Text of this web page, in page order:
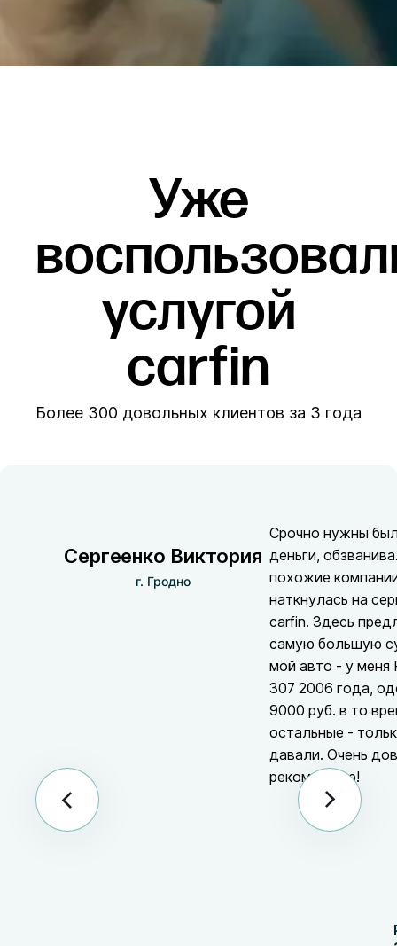
Уже
услугой
carfin
Более 300 довольных клиентов за 3 года
Сергеенко Виктория
г. Гродно
Срочно нужны
деньги,
похожие
наткнулась на
carfin. Здесь
самую большую
мой авто - у меня
307 2006 года,
9000 руб. в то
остальные -
давали. Очень
рекомендую!